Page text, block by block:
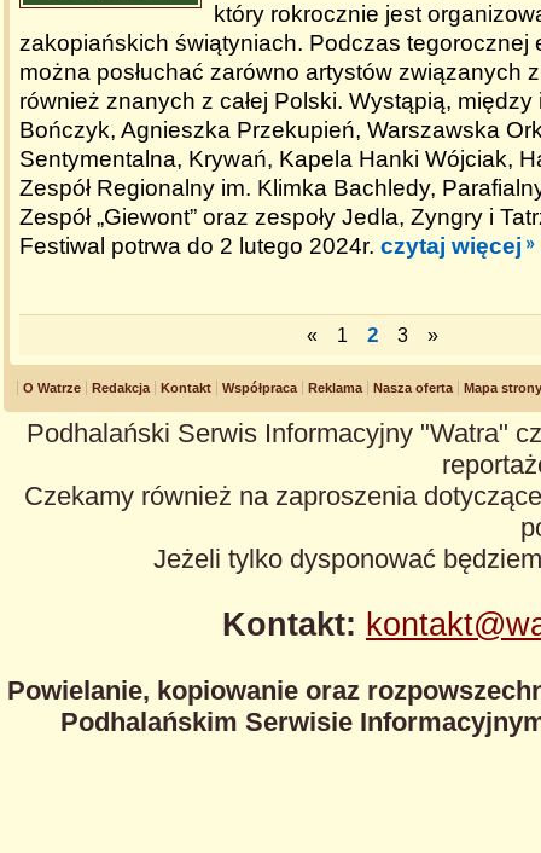
który rokrocznie jest
zakopiańskich świątyniach. Podczas tegorocznej
można posłuchać zarówno artystów związanych
również znanych z całej Polski. Wystąpią, między
Bończyk, Agnieszka Przekupień, Warszawska
Sentymentalna, Krywań, Kapela Hanki Wójciak,
Zespół Regionalny im. Klimka Bachledy,
Zespół „Giewont” oraz zespoły Jedla, Zyngry i
Festiwal potrwa do 2 lutego 2024r. czytaj więcej
« 1 2 3 »
O Watrze Redakcja Kontakt Współpraca Reklama Nasza oferta Mapa strony
Podhalański Serwis Informacyjny "Watra"
Czekamy również na zaproszenia
Jeżeli tylko dysponować
Kontakt:
Powielanie, kopiowanie oraz
Podhalańskim Serwisie